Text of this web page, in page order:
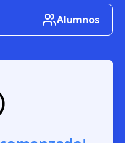
Alumnos